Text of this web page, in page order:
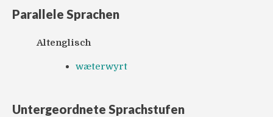
Parallele Sprachen
Altenglisch
wæterwyrt
Untergeordnete Sprachstufen